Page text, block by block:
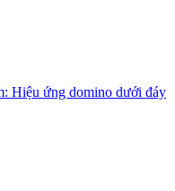
Hiệu ứng domino dưới đáy